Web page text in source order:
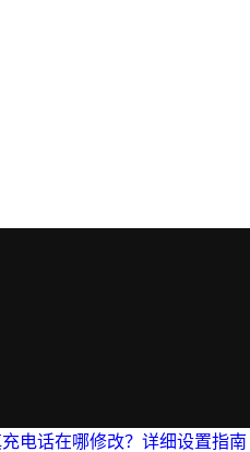
电话在哪修改？详细设置指南